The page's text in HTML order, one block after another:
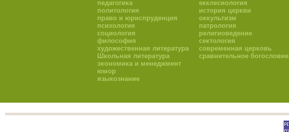
педагогика
политология
право и юриспруденция
психология
социология
философия
художественная литература
Школьная литература
экономика и менеджмент
юмор
языкознание
екклесиология
история церкви
оккультизм
патрология
религиоведение
сектология
современная церковь
сравнительное богословие